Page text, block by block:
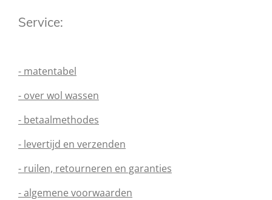
Service:
- matentabel
- over wol wassen
- betaalmethodes
- levertijd en verzenden
- ruilen, retourneren en garanties
- algemene voorwaarden